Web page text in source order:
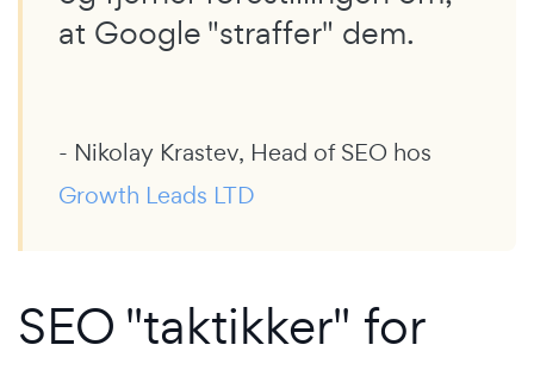
at Google "straffer" dem.
- Nikolay Krastev, Head of SEO hos
Growth Leads LTD
SEO "taktikker" for